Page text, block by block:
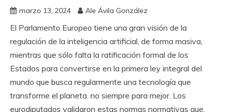
marzo 13, 2024 Ale Ávila González
El Parlamento Europeo tiene una gran visión de la
regulación de la inteligencia artificial, de forma masiva,
mientras que sólo falta la ratificación formal de los
Estados para convertirse en la primera ley integral del
mundo que busca regularmente una tecnología que
transforme el planeta. no siempre para mejor. Los
eurodiputados validaron estas normas normativas que,